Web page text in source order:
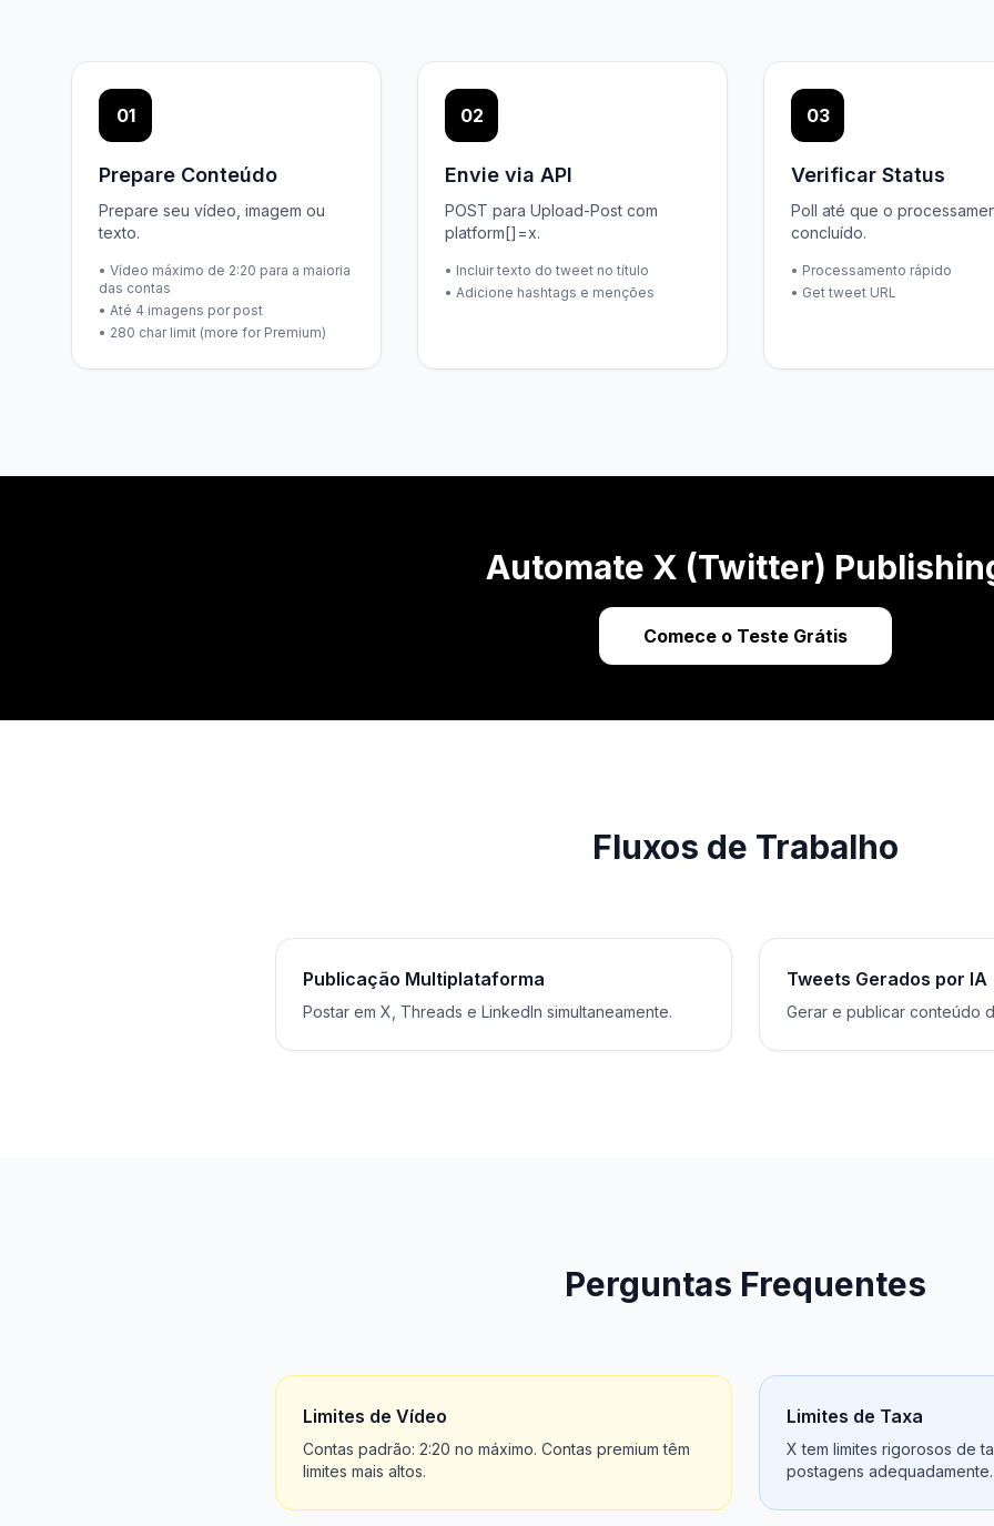
01
Prepare Conteúdo
Prepare seu vídeo, imagem ou
texto.
• Vídeo máximo de 2:20 para a maioria
das contas
• Até 4 imagens por post
• 280 char limit (more for Premium)
02
Envie via API
POST para Upload-Post com
platform[]=x.
• Incluir texto do tweet no título
• Adicione hashtags e menções
03
Verificar Status
Poll até que o
concluído.
• Processamento rápido
• Get tweet URL
Automate X (Twitter)
Comece o Teste Grátis
Fluxos de Trabalho
Publicação Multiplataforma
Postar em X, Threads e LinkedIn simultaneamente.
Tweets Gerados por IA
Gerar e publicar conteúdo
Perguntas Frequentes
Limites de Vídeo
Contas padrão: 2:20 no máximo. Contas premium têm
limites mais altos.
Limites de Taxa
X tem limites rigorosos de
postagens adequadamente.